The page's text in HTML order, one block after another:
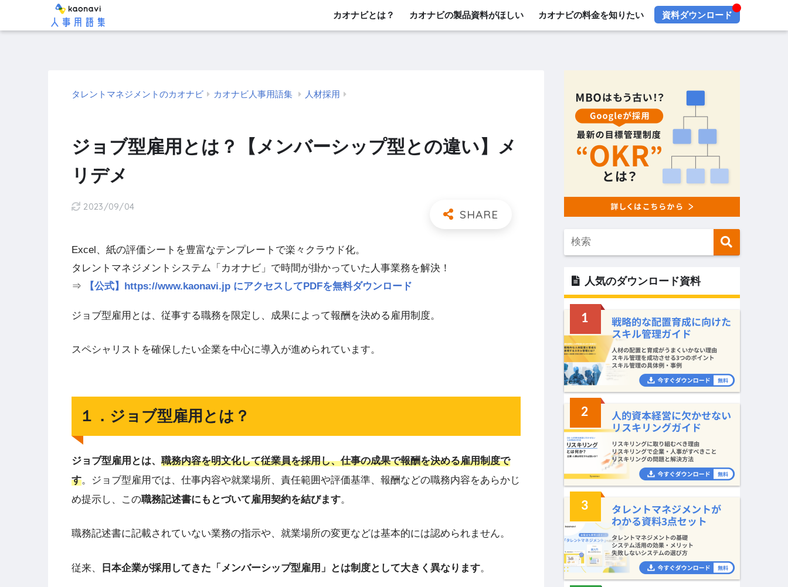
カオナビとは？ カオナビの製品資料がほしい カオナビの料金を知りたい 資料ダウンロード
タレントマネジメントのカオナビ カオナビ人事用語集 人材採用
ジョブ型雇用とは？【メンバーシップ型との違い】メ
リデメ
2023/09/04
Excel、紙の評価シートを豊富なテンプレートで楽々クラウド化。
タレントマネジメントシステム「カオナビ」で時間が掛かっていた人事業務を解決！
⇒
【公式】https://www.kaonavi.jp にアクセスしてPDFを無料ダウンロード
ジョブ型雇用とは、従事する職務を限定し、成果によって報酬を決める雇用制度。
スペシャリストを確保したい企業を中心に導入が進められています。
１．ジョブ型雇用とは？
ジョブ型雇用とは、 職務内容を明文化して従業員を採用し、仕事の成果で報酬を決める雇用制度で
す。ジョブ型雇用では、仕事内容や就業場所、責任範囲や評価基準、報酬などの職務内容をあらかじ
め提示し、この職務記述書にもとづいて雇用契約を結びます。
職務記述書に記載されていない業務の指示や、就業場所の変更などは基本的には認められません。
従来、 日本企業が採用してきた「メンバーシップ型雇用」とは制度として大きく異なります。
人気のダウンロード資料